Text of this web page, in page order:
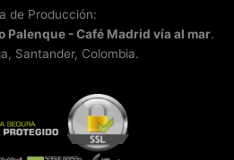
de Producción:
Palenque - Café Madrid vía al mar.
Santander, Colombia.